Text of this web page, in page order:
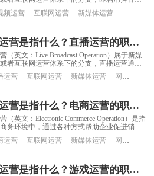
山、快手等短视频......
频运营 互联网运营 新媒体运营
直播运营是指什么？直播运营的职责、工作内容及能力要求
（英文：Live Broadcast Operation）属于新媒
者互联网运营体系下的分支，直播运营通过
容和脚本，对接......
运营 互联网运营 新媒体运营 网络运营
电商运营是指什么？电商运营的职责、工作内容及能力要求
（英文：Electronic Commerce Operation）是指
务环境中，通过各种方式帮助企业促进销售
它包括......
运营 互联网运营 新媒体运营 网络运营
游戏运营是指什么？游戏运营的职责、工作内容及能力要求